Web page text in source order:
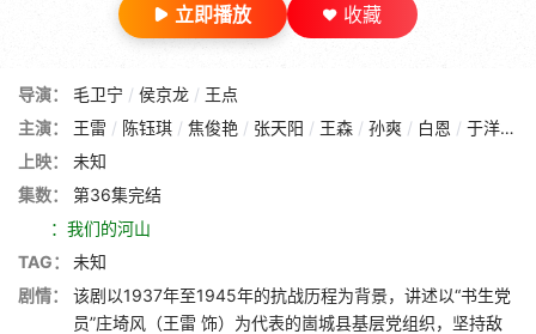
立即播放 收藏
导演： 毛卫宁 / 侯京龙 / 王点
主演：
王雷 / 陈钰琪 / 焦俊艳 / 张天阳 / 王森 / 孙爽 / 白恩 / 于洋 /
上映：
未知
集数：
第36集完结
：我们的河山
TAG：
未知
剧情：
该剧以1937年至1945年的抗战历程为背景，讲述以“书生党
员”庄埼风（王雷 饰）为代表的崮城县基层党组织，坚持敌